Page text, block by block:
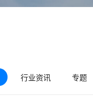
行业资讯 专题